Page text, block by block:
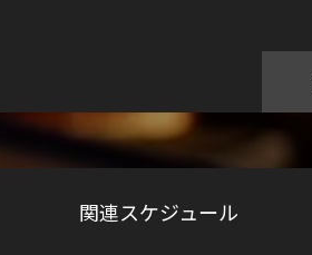
関連スケジュール